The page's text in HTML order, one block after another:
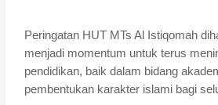
Peringatan HUT MTs Al Istiqomah
menjadi momentum untuk terus
pendidikan, baik dalam bidang
pembentukan karakter islami bagi